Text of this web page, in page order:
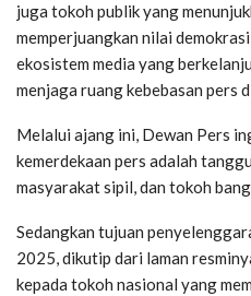
juga tokoh publik yang
memperjuangkan nilai
ekosistem media yang
menjaga ruang kebebasan pers
Melalui ajang ini, Dewan Pers
kemerdekaan pers adalah
masyarakat sipil, dan tokoh
Sedangkan tujuan
2025, dikutip dari laman
kepada tokoh nasional yang